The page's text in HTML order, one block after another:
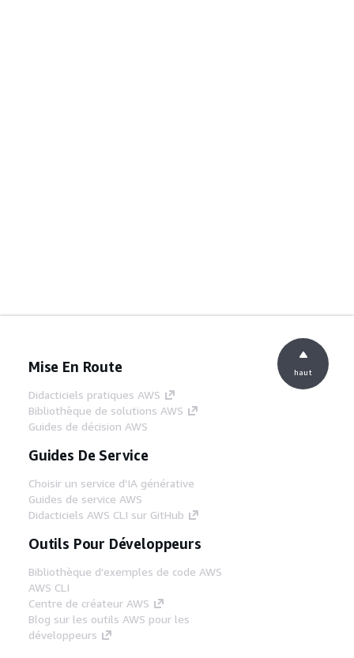
Mise En Route
Didacticiels pratiques AWS
Bibliothèque de solutions AWS
Guides de décision AWS
Guides De Service
Choisir un service d'IA générative
Guides de service AWS
Didacticiels AWS CLI sur GitHub
Outils Pour Développeurs
Bibliothèque d'exemples de code AWS
AWS CLI
Centre de créateur AWS
Blog sur les outils AWS pour les
développeurs
haut